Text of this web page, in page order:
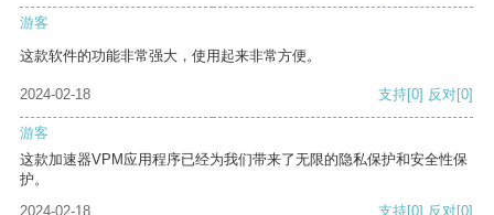
游客
这款软件的功能非常强大，使用起来非常方便。
2024-02-18 支持[0] 反对[0]
游客
这款加速器VPM应用程序已经为我们带来了无限的隐私保护和安全性保
护。
2024-02-18
支持[0] 反对[0]